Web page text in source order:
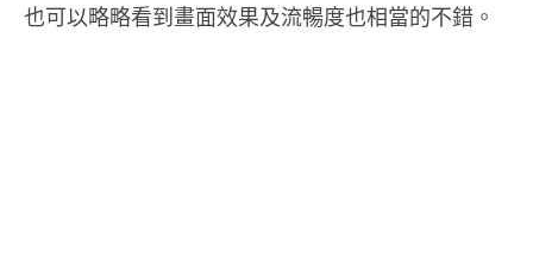
也可以略略看到畫面效果及流暢度也相當的不錯。